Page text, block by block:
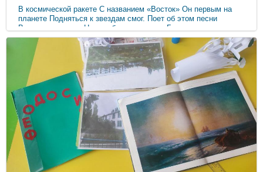
В космической ракете С названием «Восток» Он первым на
планете Подняться к звездам смог. Поет об этом песни
Весенняя капель: Навеки будут вместе Гагарин и апрель. ​​​​​​​ ​​​​​​​ ​​​​​​​ ​​​​​​​​​​​​​​